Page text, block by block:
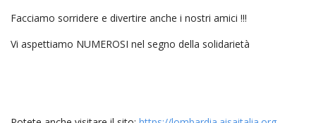
Facciamo sorridere e divertire anche i nostri amici !!!
Vi aspettiamo NUMEROSI nel segno della solidarietà